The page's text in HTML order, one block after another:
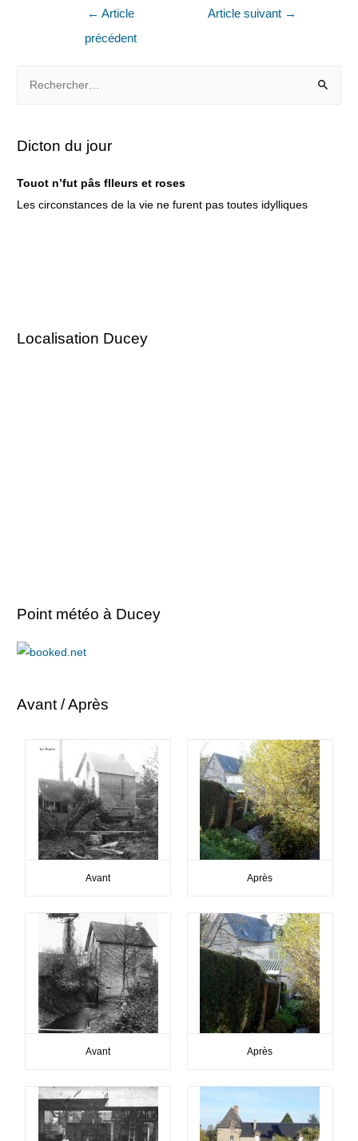
← Article
précédent
Article suivant →
Dicton du jour
Touot n’fut pâs flleurs et roses
Les circonstances de la vie ne furent pas toutes idylliques
Localisation Ducey
Point météo à Ducey
Avant / Après
Avant Après
Avant Après